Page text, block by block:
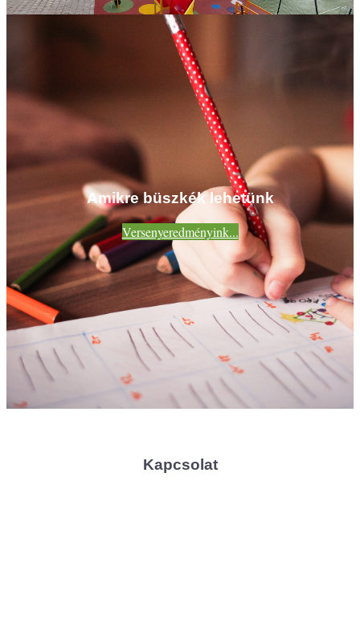
Amikre büszkék lehetünk
Versenyeredményink...
Kapcsolat